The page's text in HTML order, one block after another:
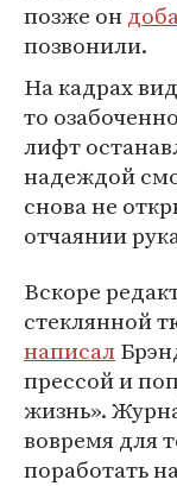
позже он
позвонили.
На кадрах
то
лифт
надеждой
снова не
отчаянии
Вскоре
стеклянной
написал
прессой и
жизнь».
вовремя для
поработать